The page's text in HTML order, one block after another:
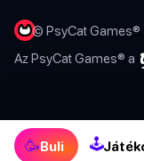
🥳Buli 🕹
© PsyCat Games®
Az PsyCat Games® a